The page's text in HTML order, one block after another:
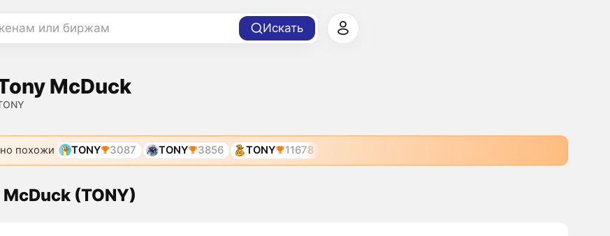
или биржам Искать
McDuck
похожи TONY 3087 TONY 3856 TONY 11678
(TONY)